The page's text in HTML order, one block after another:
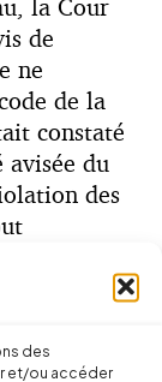
des
et/ou accéder
la Cour
de
ne
de la
constaté
avisée du
des
Ce vice
et a